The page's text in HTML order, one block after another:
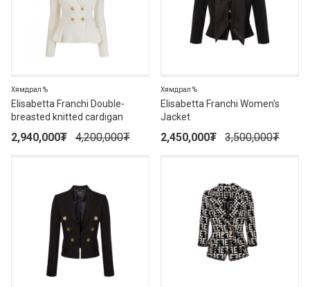
Elisabetta Franchi Double-
breasted knitted cardigan
Хямдрал %
2,940,000₮ 4,200,000₮
Elisabetta Franchi Women's
Jacket
Хямдрал %
2,450,000₮ 3,500,000₮